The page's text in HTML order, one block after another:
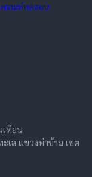
คราะห์ทดสอบ
เทียน
เล แขวงท่าข้าม เขต